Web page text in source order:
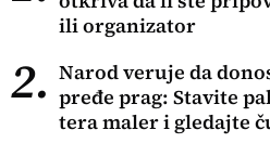
ili organizator
2. Narod veruje da
pređe prag: Stavite
tera maler i gledajte